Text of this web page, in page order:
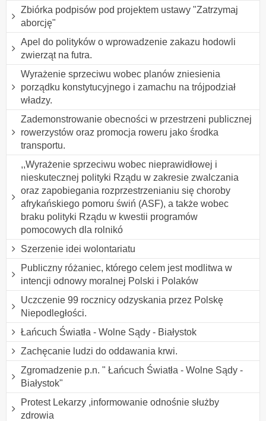
Zbiórka podpisów pod projektem ustawy "Zatrzymaj
aborcję"
Apel do polityków o wprowadzenie zakazu hodowli
zwierząt na futra.
Wyrażenie sprzeciwu wobec planów zniesienia
porządku konstytucyjnego i zamachu na trójpodział
władzy.
Zademonstrowanie obecności w przestrzeni publicznej
rowerzystów oraz promocja roweru jako środka
transportu.
,,Wyrażenie sprzeciwu wobec nieprawidłowej i
nieskutecznej polityki Rządu w zakresie zwalczania
oraz zapobiegania rozprzestrzenianiu się choroby
afrykańskiego pomoru świń (ASF), a także wobec
braku polityki Rządu w kwestii programów
pomocowych dla rolnikó
Szerzenie idei wolontariatu
Publiczny różaniec, którego celem jest modlitwa w
intencji odnowy moralnej Polski i Polaków
Uczczenie 99 rocznicy odzyskania przez Polskę
Niepodległości.
Łańcuch Światła - Wolne Sądy - Białystok
Zachęcanie ludzi do oddawania krwi.
Zgromadzenie p.n. " Łańcuch Światła - Wolne Sądy -
Białystok"
Protest Lekarzy ,informowanie odnośnie służby
zdrowia